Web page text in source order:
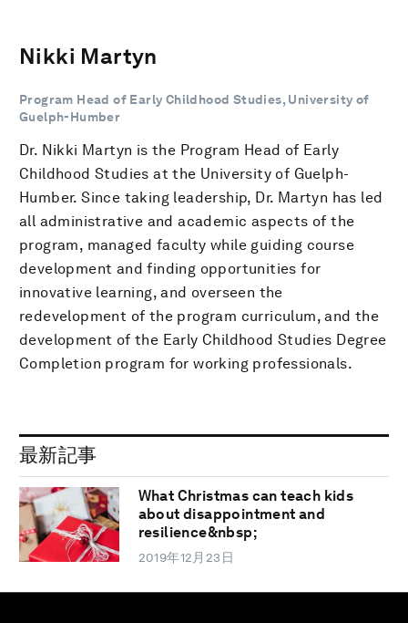
Nikki Martyn
Program Head of Early Childhood Studies, University of
Guelph-Humber
Dr. Nikki Martyn is the Program Head of Early
Childhood Studies at the University of Guelph-
Humber. Since taking leadership, Dr. Martyn has led
all administrative and academic aspects of the
program, managed faculty while guiding course
development and finding opportunities for
innovative learning, and overseen the
redevelopment of the program curriculum, and the
development of the Early Childhood Studies Degree
Completion program for working professionals.
最新記事
What Christmas can teach kids
about disappointment and
resilience&nbsp;
2019年12月23日